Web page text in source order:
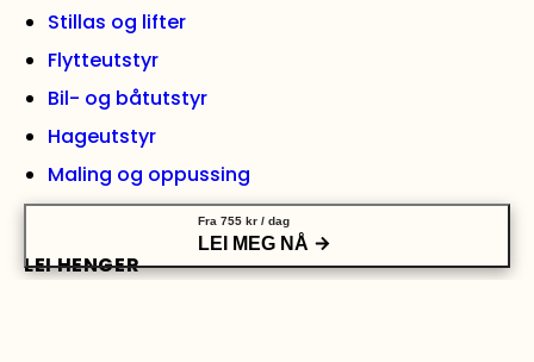
Fra 755 kr/ dag
LEI MEG NÅ
Stillas og lifter
Flytteutstyr
Bil- og båtutstyr
Hageutstyr
Maling og oppussing
LEI HENGER